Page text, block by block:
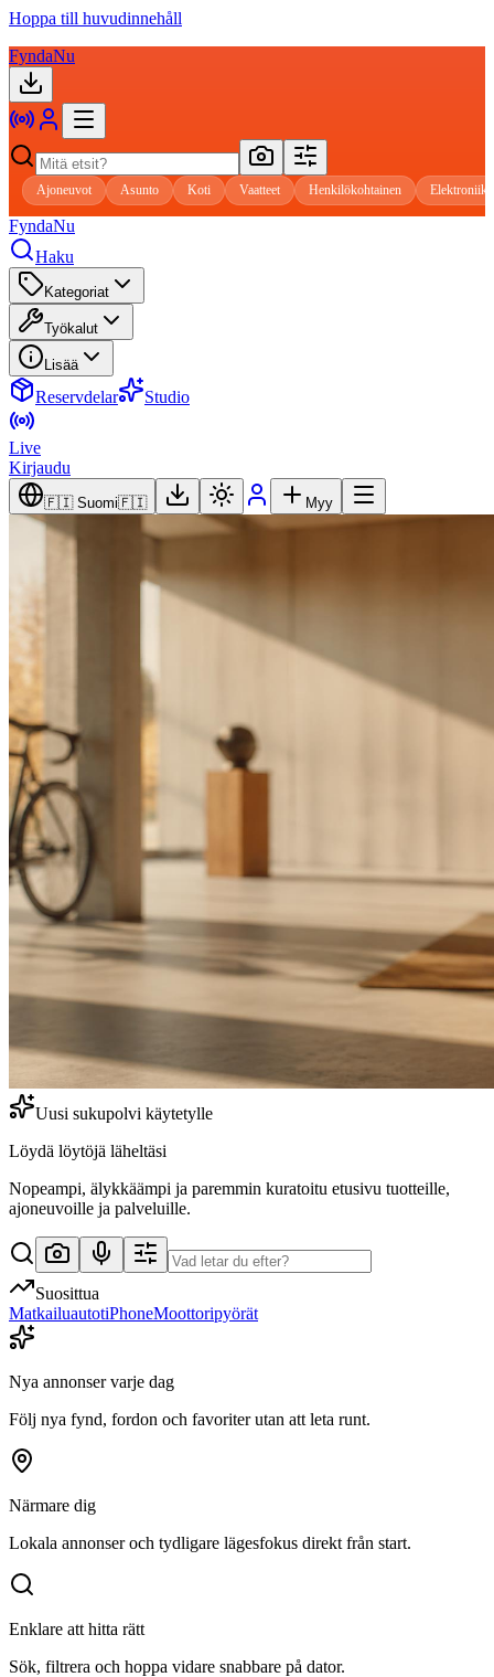
Hoppa till huvudinnehåll
FyndaNu
Ajoneuvot Asunto Koti Vaatteet Henkilökohtainen
FyndaNu
Haku
Kategoriat
Työkalut
Lisää
Reservdelar Studio
Live
Kirjaudu
🇫🇮 Suomi🇫🇮 Myy
Uusi sukupolvi käytetylle
Löydä löytöjä läheltäsi
Nopeampi, älykkäämpi ja paremmin kuratoitu etusivu tuotteille,
ajoneuvoille ja palveluille.
Suosittua
MatkailuautotiPhoneMoottoripyörät
Nya annonser varje dag
Följ nya fynd, fordon och favoriter utan att leta runt.
Närmare dig
Lokala annonser och tydligare lägesfokus direkt från start.
Enklare att hitta rätt
Sök, filtrera och hoppa vidare snabbare på dator.